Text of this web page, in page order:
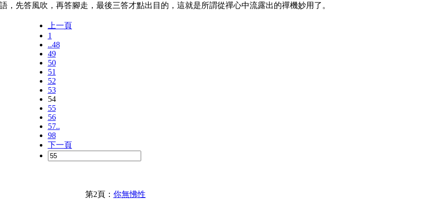
答風吹，再答腳走，最後三答才點出目的，這就是所謂從禪心中流露出的禪機妙用了。
上一頁
1
..48
49
50
51
52
53
54
55
56
57..
98
下一頁
第2頁： 你無怫性